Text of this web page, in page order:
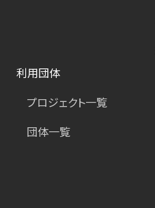
利用団体
プロジェクト一覧
団体一覧